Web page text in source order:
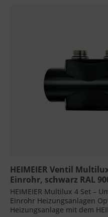
HEIMEIER Ventil
Einrohr, schwarz RAL
HEIMEIER Multilux 4 Set –
Einrohr Heizungsanlagen
Heizungsanlage mit dem